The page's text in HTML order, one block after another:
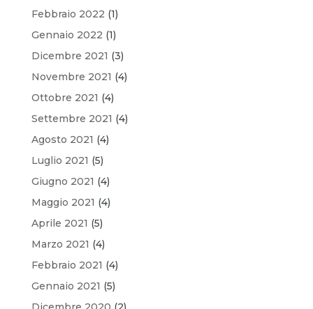
Febbraio 2022 (1)
Gennaio 2022 (1)
Dicembre 2021 (3)
Novembre 2021 (4)
Ottobre 2021 (4)
Settembre 2021 (4)
Agosto 2021 (4)
Luglio 2021 (5)
Giugno 2021 (4)
Maggio 2021 (4)
Aprile 2021 (5)
Marzo 2021 (4)
Febbraio 2021 (4)
Gennaio 2021 (5)